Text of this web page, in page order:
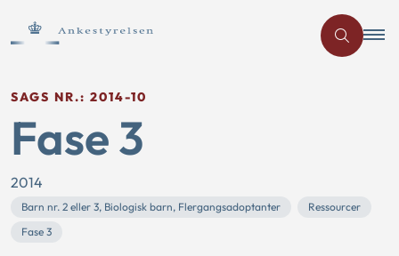
SAGS NR.: 2014-10
Fase 3
2014
Barn nr. 2 eller 3, Biologisk barn, Flergangsadoptanter
Ressourcer
Fase 3